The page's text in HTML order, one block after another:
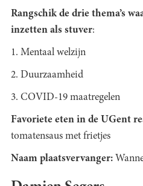
Rangschik de drie thema’s
inzetten als stuver:
1. Mentaal welzijn
2. Duurzaamheid
3. COVID-19 maatregelen
Favoriete eten in de UGent
tomatensaus met frietjes
Naam plaatsvervanger: